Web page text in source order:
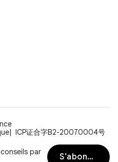
ICP证合字B2-20070004号
par
S’abonner